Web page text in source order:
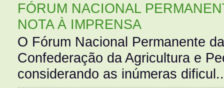
FÓRUM NACIONAL
NOTA À IMPRENSA
O Fórum Nacional Permanente
Confederação da Agricultura e
considerando as inúmeras